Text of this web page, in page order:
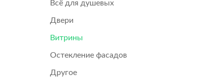
Всё для душевых
Двери
Витрины
Остекление фасадов
Другое